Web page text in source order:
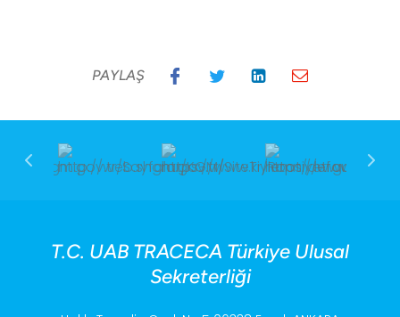
PAYLAŞ
T.C. UAB TRACECA Türkiye Ulusal
Sekreterliği